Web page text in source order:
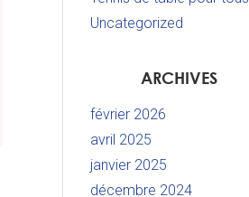
Uncategorized
ARCHIVES
février 2026
avril 2025
janvier 2025
décembre 2024